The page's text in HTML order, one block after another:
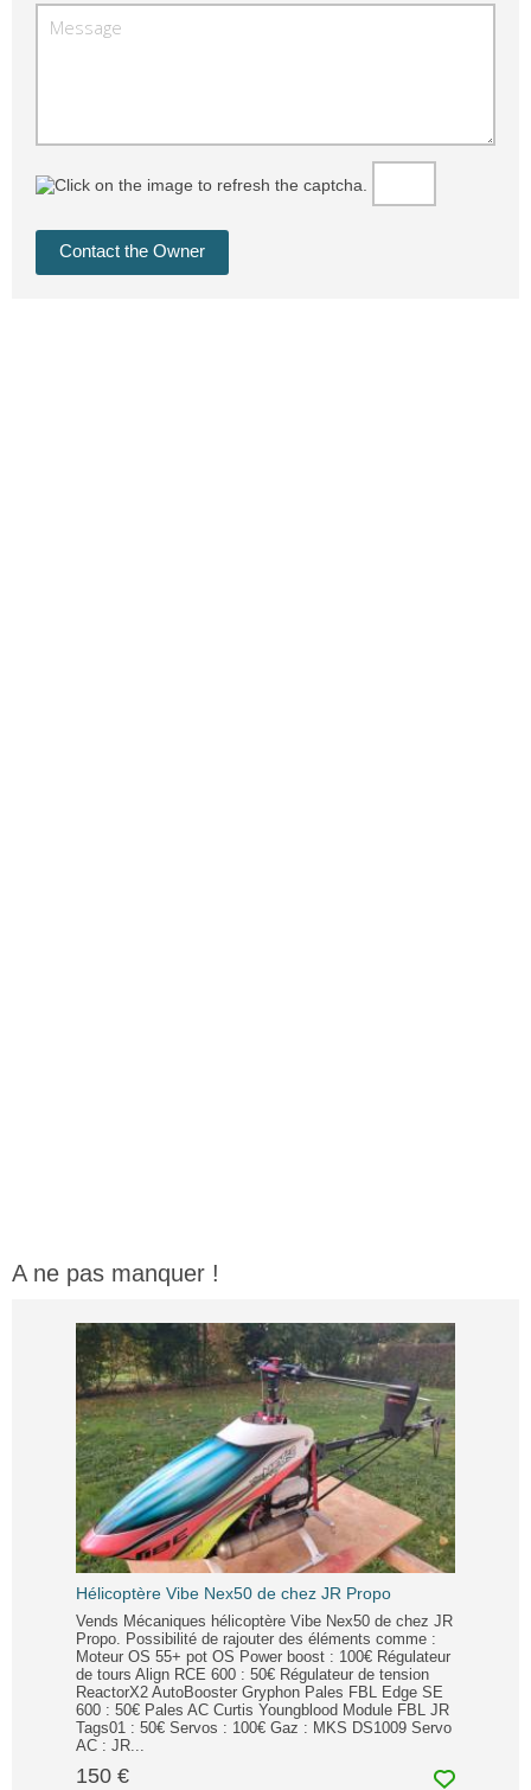
A ne pas manquer !
Hélicoptère Vibe Nex50 de chez JR Propo
Vends Mécaniques hélicoptère Vibe Nex50 de chez JR
Propo. Possibilité de rajouter des éléments comme :
Moteur OS 55+ pot OS Power boost : 100€ Régulateur
de tours Align RCE 600 : 50€ Régulateur de tension
ReactorX2 AutoBooster Gryphon Pales FBL Edge SE
600 : 50€ Pales AC Curtis Youngblood Module FBL JR
Tags01 : 50€ Servos : 100€ Gaz : MKS DS1009 Servo
AC : JR...
150 €